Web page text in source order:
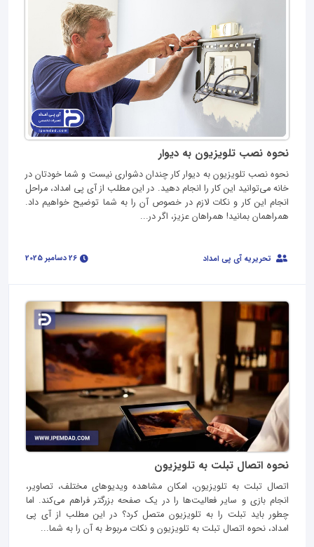
نحوه نصب تلویزیون به دیوار
نحوه نصب تلویزیون به دیوار کار چندان دشواری نیست و شما خودتان در
خانه می‌توانید این کار را انجام دهید. در این مطلب از آی پی امداد، مراحل
انجام این کار و نکات لازم در خصوص آن را به شما توضیح خواهیم داد.
همراهمان بمانید! همراهان عزیز، اگر در...
تحریریه آی پی امداد
نحوه اتصال تبلت به تلویزیون
اتصال تبلت به تلویزیون، امکان مشاهده ویدیوهای مختلف، تصاویر،
انجام بازی و سایر فعالیت‌ها را در یک صفحه بزرگتر فراهم می‌کند. اما
چطور باید تبلت را به تلویزیون متصل کرد؟ در این مطلب از آی پی
امداد، نحوه اتصال تبلت به تلویزیون و نکات مربوط به آن را به شما...